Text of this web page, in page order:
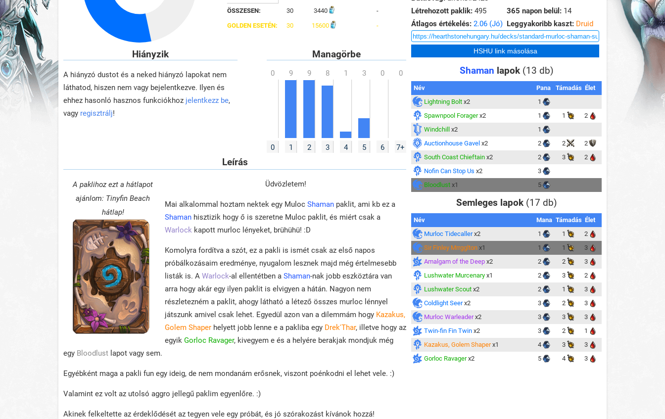
ÖSSZESEN:
30 3440
-
GOLDEN ESETÉN:
30 15600 -
Hiányzik
A hiányzó dustot és a neked hiányzó lapokat nem
láthatod, hiszen nem vagy bejelentkezve. Ilyen és
ehhez hasonló hasznos funkciókhoz jelentkezz be,
vagy regisztrálj!
Managörbe
0 1 2 3 4 5 6 7+
Leírás
A paklihoz ezt a hátlapot
ajánlom: Tinyfin Beach
hátlap!
Üdvözletem!
Mai alkalommal hoztam nektek egy Muloc Shaman paklit, ami kb ez a
Shaman hisztizik hogy ő is szeretne Muloc paklit, és miért csak a
Warlock kapott murloc lényeket, brühühü! :D
Komolyra fordítva a szót, ez a pakli is ismét csak az első napos
próbálkozásaim eredménye, nyugalom lesznek majd még értelmesebb
listák is. A Warlock-al ellentétben a Shaman-nak jobb eszköztára van
arra hogy akár egy ilyen paklit is elvigyen a hátán. Nagyon nem
részletezném a paklit, ahogy látható a létező összes murloc lénnyel
játszunk amivel csak lehet. Egyedül azon van a dilemmám hogy Kazakus,
Golem Shaper helyett jobb lenne e a pakliba egy Drek'Thar, illetve hogy az
egyik Gorloc Ravager, kivegyem e és a helyére berakjak mondjuk még
egy Bloodlust lapot vagy sem.
Egyébként maga a pakli fun egy ideig, de nem mondanám erősnek, viszont poénkodni el lehet vele. :)
Valamint ez volt az utolsó aggro jellegű paklim egyenlőre. :)
Akinek felkeltette az érdeklődését az tegyen vele egy próbát, és jó szórakozást kívánok hozzá!
Létrehozott paklik: 495 365 napon belül:14
Átlagos értékelés: 2.06 (Jó) Leggyakoribb kaszt: Druid
Shaman lapok (13 db)
Név Pana Támadás Élet
Lightning Bolt x2
1
Spawnpool Forager x2 1 1
2
Windchill x2
1
Auctionhouse Gavel x2 2 2
2
South Coast Chieftain x2 2 3
2
Nofin Can Stop Us x2
3
Bloodlust x1 5
Semleges lapok (17 db)
Név Mana Támadás Élet
Murloc Tidecaller x2 1 1
2
Sir Finley Mrrgglton x1 1 1
3
Amalgam of the Deep x2 2 2
3
Lushwater Murcenary x1 2 3
2
Lushwater Scout x2 2 1
3
Coldlight Seer x2 3 2
3
Murloc Warleader x2 3 3
3
Twin-fin Fin Twin x2 3 2
1
Kazakus, Golem Shaper x1 4 3
3
Gorloc Ravager x2 5 4 3